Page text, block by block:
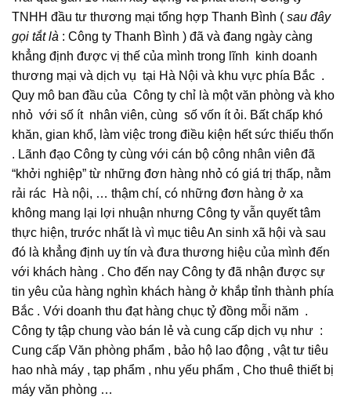
TNHH đầu tư thương mại tổng hợp Thanh Bình ( sau đây
gọi tắt là : Công ty Thanh Bình ) đã và đang ngày càng
khẳng định được vị thế của mình trong lĩnh kinh doanh
thương mại và dịch vụ tại Hà Nội và khu vực phía Bắc .
Quy mô ban đầu của Công ty chỉ là một văn phòng và kho
nhỏ với số ít nhân viên, cùng số vốn ít ỏi. Bất chấp khó
khăn, gian khổ, làm việc trong điều kiện hết sức thiếu thốn
. Lãnh đạo Công ty cùng với cán bộ công nhân viên đã
“khởi nghiệp” từ những đơn hàng nhỏ có giá trị thấp, nằm
rải rác Hà nội, … thậm chí, có những đơn hàng ở xa
không mang lại lợi nhuận nhưng Công ty vẫn quyết tâm
thực hiện, trước nhất là vì mục tiêu An sinh xã hội và sau
đó là khẳng định uy tín và đưa thương hiệu của mình đến
với khách hàng . Cho đến nay Công ty đã nhận được sự
tin yêu của hàng nghìn khách hàng ở khắp tỉnh thành phía
Bắc . Với doanh thu đạt hàng chục tỷ đồng mỗi năm .
Công ty tập chung vào bán lẻ và cung cấp dịch vụ như :
Cung cấp Văn phòng phẩm , bảo hộ lao động , vật tư tiêu
hao nhà máy , tạp phẩm , nhu yếu phẩm , Cho thuê thiết bị
máy văn phòng …